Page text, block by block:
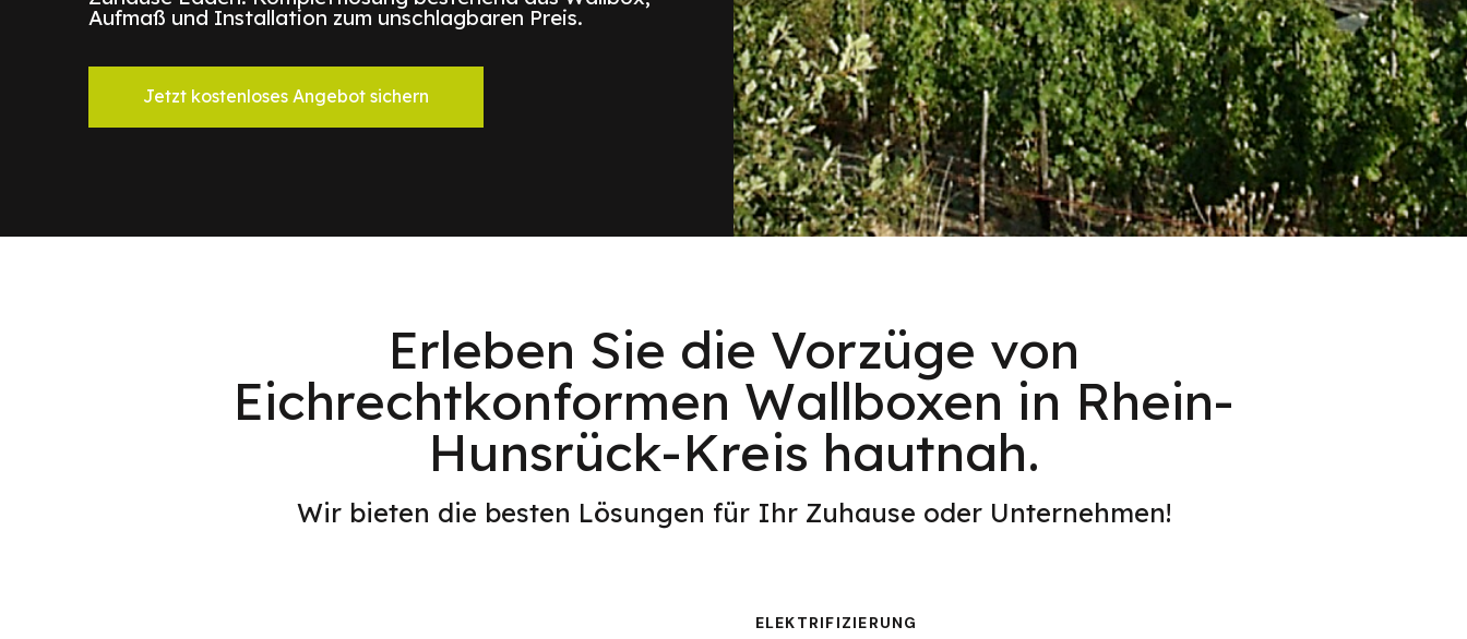
Aufmaß und Installation zum unschlagbaren Preis.
Jetzt kostenloses Angebot sichern
Erleben Sie die Vorzüge von
Eichrechtkonformen Wallboxen in Rhein-
Hunsrück-Kreis hautnah.
Wir bieten die besten Lösungen für Ihr Zuhause oder Unternehmen!
ELEKTRIFIZIERUNG